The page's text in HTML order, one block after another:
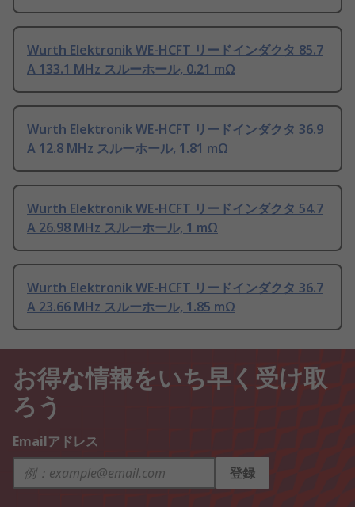
Wurth Elektronik WE-HCFT リードインダクタ 85.7
A 133.1 MHz スルーホール, 0.21 mΩ
Wurth Elektronik WE-HCFT リードインダクタ 36.9
A 12.8 MHz スルーホール, 1.81 mΩ
Wurth Elektronik WE-HCFT リードインダクタ 54.7
A 26.98 MHz スルーホール, 1 mΩ
Wurth Elektronik WE-HCFT リードインダクタ 36.7
A 23.66 MHz スルーホール, 1.85 mΩ
お得な情報をいち早く受け取
ろう
Emailアドレス
登録